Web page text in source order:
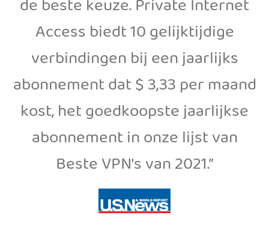
de beste keuze. Private Internet
Access biedt 10 gelijktijdige
verbindingen bij een jaarlijks
abonnement dat $ 3,33 per maand
kost, het goedkoopste jaarlijkse
abonnement in onze lijst van
Beste VPN's van 2021.”